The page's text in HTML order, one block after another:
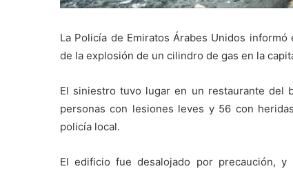
La Policía de Emiratos Árabes Unidos
de la explosión de un cilindro de gas en la
El siniestro tuvo lugar en un restaurante del
personas con lesiones leves y 56 con
policía local.
El edificio fue desalojado por precaución,